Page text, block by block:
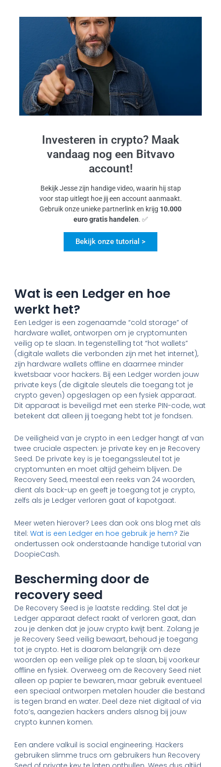
Investeren in crypto? Maak
vandaag nog een Bitvavo
account!
Bekijk Jesse zijn handige video, waarin hij stap
voor stap uitlegt hoe jij een account aanmaakt.
Gebruik onze unieke partnerlink en krijg 10.000
euro gratis handelen. ✅
Bekijk onze tutorial >
Wat is een Ledger en hoe
werkt het?
Een Ledger is een zogenaamde “cold storage” of
hardware wallet, ontworpen om je cryptomunten
veilig op te slaan. In tegenstelling tot “hot wallets”
(digitale wallets die verbonden zijn met het internet),
zijn hardware wallets offline en daarmee minder
kwetsbaar voor hackers. Bij een Ledger worden jouw
private keys (de digitale sleutels die toegang tot je
crypto geven) opgeslagen op een fysiek apparaat.
Dit apparaat is beveiligd met een sterke PIN-code, wat
betekent dat alleen jij toegang hebt tot je fondsen.
De veiligheid van je crypto in een Ledger hangt af van
twee cruciale aspecten: je private key en je Recovery
Seed. De private key is je toegangssleutel tot je
cryptomunten en moet altijd geheim blijven. De
Recovery Seed, meestal een reeks van 24 woorden,
dient als back-up en geeft je toegang tot je crypto,
zelfs als je Ledger verloren gaat of kapotgaat.
Meer weten hierover? Lees dan ook ons blog met als
titel:Wat is een Ledger en hoe gebruik je hem? Zie
ondertussen ook onderstaande handige tutorial van
DoopieCash.
Bescherming door de
recovery seed
De Recovery Seed is je laatste redding. Stel dat je
Ledger apparaat defect raakt of verloren gaat, dan
zou je denken dat je jouw crypto kwijt bent. Zolang je
je Recovery Seed veilig bewaart, behoud je toegang
tot je crypto. Het is daarom belangrijk om deze
woorden op een veilige plek op te slaan, bij voorkeur
offline en fysiek. Overweeg om de Recovery Seed niet
alleen op papier te bewaren, maar gebruik eventueel
een speciaal ontworpen metalen houder die bestand
is tegen brand en water. Deel deze niet digitaal of via
foto’s, aangezien hackers anders alsnog bij jouw
crypto kunnen komen.
Een andere valkuil is social engineering. Hackers
gebruiken slimme trucs om gebruikers hun Recovery